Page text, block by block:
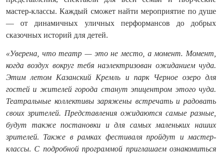
мастер-классы. Каждый сможет найти мероприятие по душе
— от динамичных уличных перформансов до добрых
сказочных историй для детей.
«Уверена, что театр — это не место, а момент. Момент,
когда воздух вокруг тебя наэлектризован ожиданием чуда.
Этим летом Казанский Кремль и парк Черное озеро для
гостей и жителей города станут эпицентром этого чуда.
Театральные коллективы заряжены встречать и радовать
своих зрителей. Представления ожидаются самые разные,
будут также постановки и для самых маленьких наших
зрителей. Также в рамках фестиваля пройдут и мастер-
классы. С подробной программой приглашаем ознакомиться